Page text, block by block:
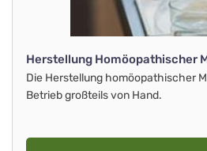
Herstellung Homöopathischer
Die Herstellung homöopathischer
Betrieb großteils von Hand.